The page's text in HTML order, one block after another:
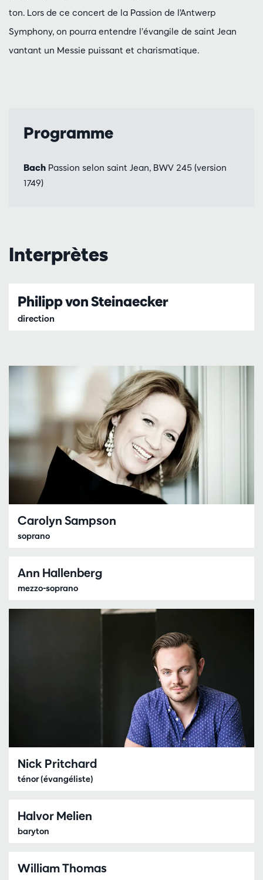
ton. Lors de ce concert de la Passion de l’Antwerp
Symphony, on pourra entendre l’évangile de saint Jean
vantant un Messie puissant et charismatique.
Programme
Bach Passion selon saint Jean, BWV 245 (version
1749)
Interprètes
Philipp von Steinaecker
direction
Carolyn Sampson
soprano
Ann Hallenberg
mezzo-soprano
Nick Pritchard
ténor (évangéliste)
Halvor Melien
baryton
William Thomas